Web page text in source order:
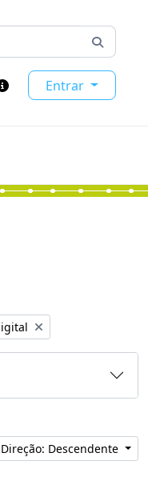
rápidas
Entrar
Direção: Descendente